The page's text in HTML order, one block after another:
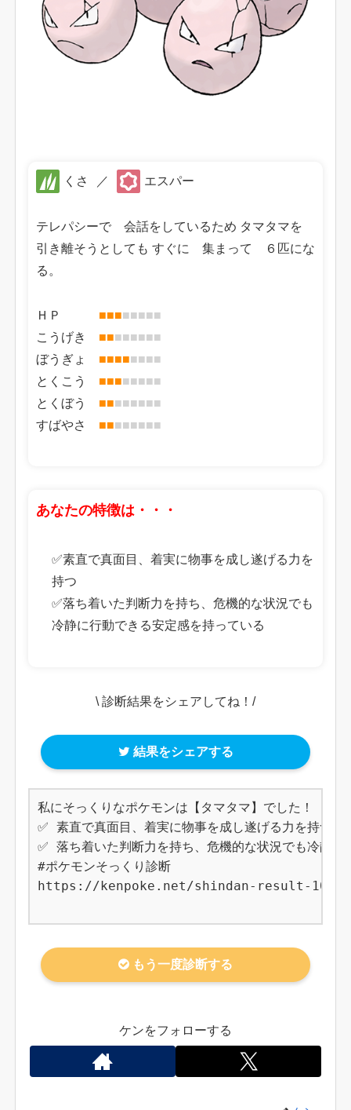
くさ ／ エスパー
テレパシーで 会話をしているため タマタマを
引き離そうとしても すぐに 集まって ６匹にな
る。
ＨＰ ■■■■■■■■
こうげき ■■■■■■■■
ぼうぎょ ■■■■■■■■
とくこう ■■■■■■■■
とくぼう ■■■■■■■■
すばやさ ■■■■■■■■
あなたの特徴は・・・
✅素直で真面目、着実に物事を成し遂げる力を
持つ
✅落ち着いた判断力を持ち、危機的な状況でも
冷静に行動できる安定感を持っている
\ 診断結果をシェアしてね！/
結果をシェアする
私にそっくりなポケモンは【タマタマ】でした！
✅ 素直で真面目、着実に物事を成し遂げる力を持つ
✅ 落ち着いた判断力を持ち、危機的な状況でも冷静に
#ポケモンそっくり診断
https://kenpoke.net/shindan-result-102
もう一度診断する
ケンをフォローする